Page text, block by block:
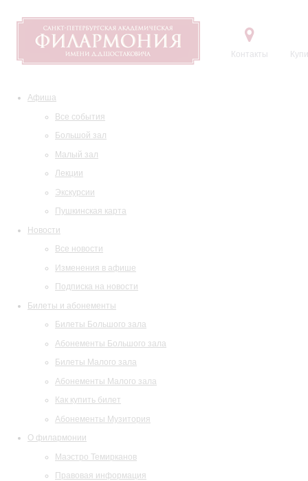
Контакты
Афиша
Все события
Большой зал
Малый зал
Лекции
Экскурсии
Пушкинская карта
Новости
Все новости
Изменения в афише
Подписка на новости
Билеты и абонементы
Билеты Большого зала
Абонементы Большого зала
Билеты Малого зала
Абонементы Малого зала
Как купить билет
Абонементы Музитория
О филармонии
Маэстро Темирканов
Правовая информация